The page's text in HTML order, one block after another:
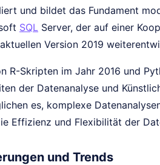
und bildet das Fundament
SQL Server, der auf einer
Version 2019
R-Skripten im Jahr 2016 und
der Datenanalyse und
es, komplexe
Effizienz und Flexibilität der
und Trends